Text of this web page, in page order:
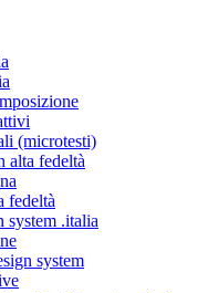
(microtesti)
alta fedeltà
fedeltà
system .italia
system